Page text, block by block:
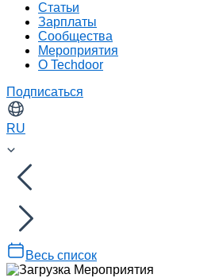
Статьи
Зарплаты
Сообщества
Мероприятия
О Techdoor
Подписаться
RU
Весь список